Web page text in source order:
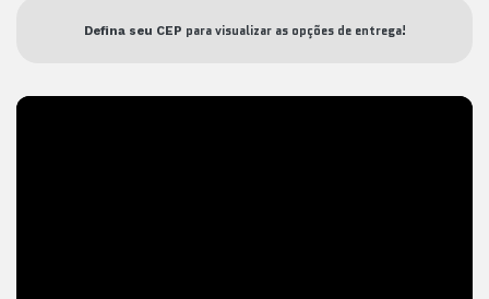
Defina seu CEP para visualizar as opções de entrega!